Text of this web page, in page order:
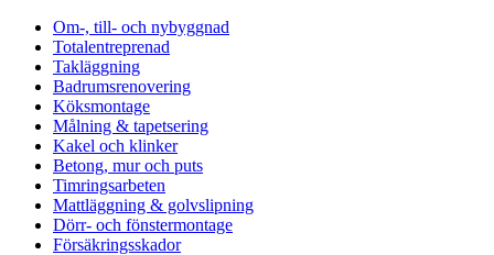
Om-, till- och nybyggnad
Totalentreprenad
Takläggning
Badrumsrenovering
Köksmontage
Målning & tapetsering
Kakel och klinker
Betong, mur och puts
Timringsarbeten
Mattläggning & golvslipning
Dörr- och fönstermontage
Försäkringsskador